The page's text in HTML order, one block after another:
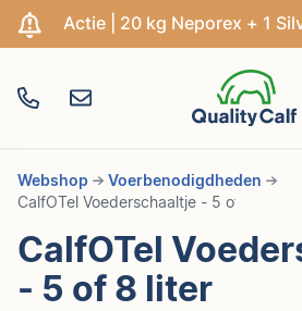
Actie | 20 kg Neporex + 1
Webshop
Voerbenodigdheden
CalfOTel Voederschaaltje - 5 of 8 liter
CalfOTel
- 5 of 8 liter